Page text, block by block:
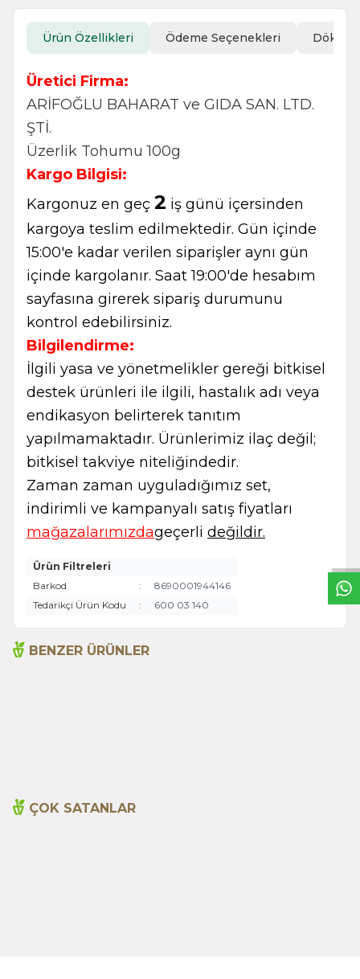
Ürün Özellikleri Ödeme Seçenekleri
Üretici Firma:
ARİFOĞLU BAHARAT ve GIDA SAN. LTD.
ŞTİ.
Üzerlik Tohumu 100g
Kargo Bilgisi:
Kargonuz en geç 2 iş günü içersinden
kargoya teslim edilmektedir. Gün içinde
15:00'e kadar verilen siparişler aynı gün
içinde kargolanır. Saat 19:00'de hesabım
sayfasına girerek sipariş durumunu
kontrol edebilirsiniz.
Bilgilendirme:
İlgili yasa ve yönetmelikler gereği bitkisel
destek ürünleri ile ilgili, hastalık adı veya
endikasyon belirterek tanıtım
yapılmamaktadır. Ürünlerimiz ilaç değil;
bitkisel takviye niteliğindedir.
Zaman zaman uyguladığımız set,
indirimli ve kampanyalı satış fiyatları
mağazalarımızdageçerli değildir.
Ürün Filtreleri
Barkod
:
8690001944146
Tedarikçi Ürün Kodu
: 600 03 140
BENZER ÜRÜNLER
ÇOK SATANLAR